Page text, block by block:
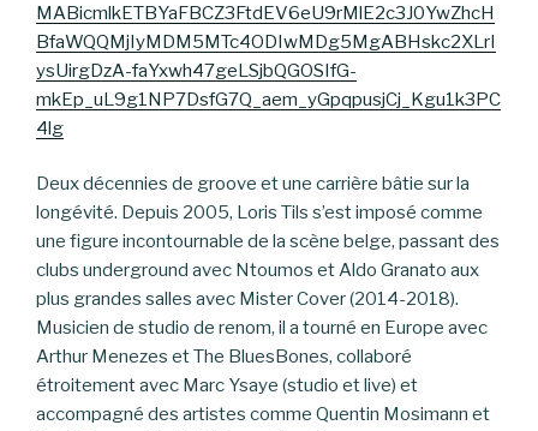
MABicmlkETBYaFBCZ3FtdEV6eU9rMlE2c3J0YwZhcH
BfaWQQMjIyMDM5MTc4ODIwMDg5MgABHskc2XLrI
ysUirgDzA-faYxwh47geLSjbQGOSIfG-
mkEp_uL9g1NP7DsfG7Q_aem_yGpqpusjCj_Kgu1k3PC
4lg
Deux décennies de groove et une carrière bâtie sur la
longévité. Depuis 2005, Loris Tils s’est imposé comme
une figure incontournable de la scène belge, passant des
clubs underground avec Ntoumos et Aldo Granato aux
plus grandes salles avec Mister Cover (2014-2018).
Musicien de studio de renom, il a tourné en Europe avec
Arthur Menezes et The BluesBones, collaboré
étroitement avec Marc Ysaye (studio et live) et
accompagné des artistes comme Quentin Mosimann et